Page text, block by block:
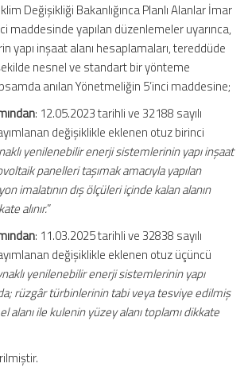
Değişikliği Bakanlığınca Planlı Alanlar İmar
maddesinde yapılan düzenlemeler uyarınca,
yapı inşaat alanı hesaplamaları, tereddüde
nesnel ve standart bir yönteme
anılan Yönetmeliğin 5’inci maddesine;
: 12.05.2023 tarihli ve 32188 sayılı
değişiklikle eklenen otuz birinci
yenilenebilir enerji sistemlerinin yapı inşaat
panelleri taşımak amacıyla yapılan
imalatının dış ölçüleri içinde kalan alanın
alınır.”
: 11.03.2025 tarihli ve 32838 sayılı
değişiklikle eklenen otuz üçüncü
yenilenebilir enerji sistemlerinin yapı
rüzgâr türbinlerinin tabi veya tesviye edilmiş
alanı ile kulenin yüzey alanı toplamı dikkate